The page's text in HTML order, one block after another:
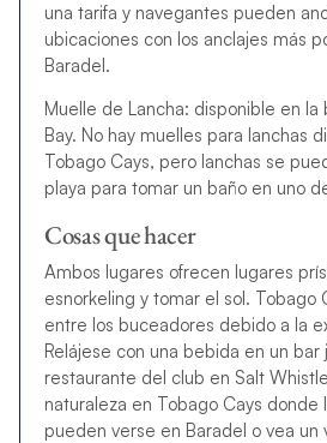
una tarifa y navegantes pueden
ubicaciones con los anclajes más
Baradel.
Muelle de Lancha: disponible en
Bay. No hay muelles para lanchas
Tobago Cays, pero lanchas se
playa para tomar un baño en uno
Cosas que hacer
Ambos lugares ofrecen lugares
esnorkeling y tomar el sol. Tobago
entre los buceadores debido a la
Relájese con una bebida en un bar
restaurante del club en Salt
naturaleza en Tobago Cays donde
pueden verse en Baradel o vea un